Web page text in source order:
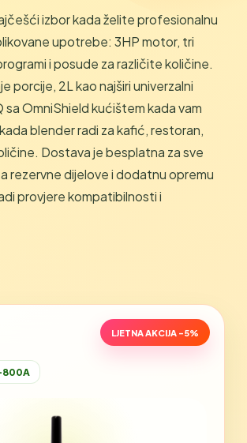
izbor kada želite profesionalnu
upotrebe: 3HP motor, tri
i posude za različite količine.
porcije, 2L kao najširi univerzalni
OmniShield kućištem kada vam
blender radi za kafić, restoran,
Dostava je besplatna za sve
rezervne dijelove i dodatnu opremu
provjere kompatibilnosti i
800A
LJETNA AKCIJA -5%